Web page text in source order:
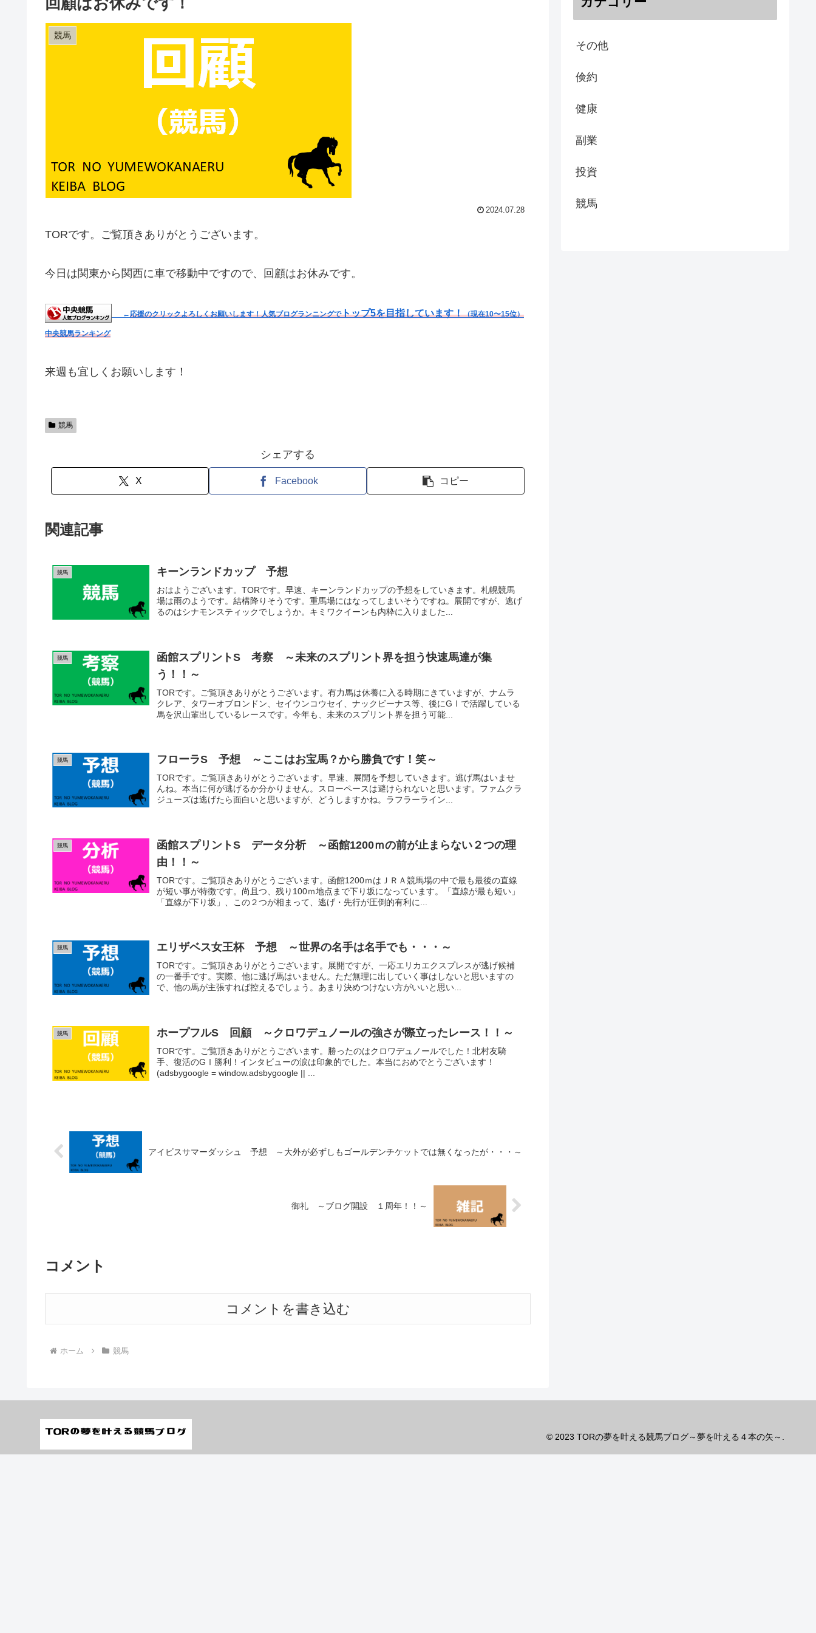
競馬
2024.07.28
TORです。ご覧頂きありがとうございます。
今日は関東から関西に車で移動中ですので、回顧はお休みです。
←応援のクリックよろしくお願いします！人気ブログランニングでトップ5を目指しています！（現在10〜15位）
中央競馬ランキング
来週も宜しくお願いします！
競馬
シェアする
X Facebook コピー
関連記事
競馬 キーンランドカップ 予想
おはようございます。TORです。早速、キーンランドカップの予想をしていきます。札幌競馬
場は雨のようです。結構降りそうです。重馬場にはなってしまいそうですね。展開ですが、逃げ
るのはシナモンスティックでしょうか。キミワクイーンも内枠に入りました...
競馬
函館スプリントS 考察 ～未来のスプリント界を担う快速馬達が集
う！！～
TORです。ご覧頂きありがとうございます。有力馬は休養に入る時期にきていますが、ナムラ
クレア、タワーオブロンドン、セイウンコウセイ、ナックビーナス等、後にGⅠで活躍している
馬を沢山輩出しているレースです。今年も、未来のスプリント界を担う可能...
競馬 フローラS 予想 ～ここはお宝馬？から勝負です！笑～
TORです。ご覧頂きありがとうございます。早速、展開を予想していきます。逃げ馬はいませ
んね。本当に何が逃げるか分かりません。スローペースは避けられないと思います。ファムクラ
ジューズは逃げたら面白いと思いますが、どうしますかね。ラフラーライン...
競馬
函館スプリントS データ分析 ～函館1200ｍの前が止まらない２つの理
由！！～
TORです。ご覧頂きありがとうございます。函館1200ｍはＪＲＡ競馬場の中で最も最後の直線
が短い事が特徴です。尚且つ、残り100ｍ地点まで下り坂になっています。「直線が最も短い」
「直線が下り坂」、この２つが相まって、逃げ・先行が圧倒的有利に...
競馬 エリザベス女王杯 予想 ～世界の名手は名手でも・・・～
TORです。ご覧頂きありがとうございます。展開ですが、一応エリカエクスプレスが逃げ候補
の一番手です。実際、他に逃げ馬はいません。ただ無理に出していく事はしないと思いますの
で、他の馬が主張すれば控えるでしょう。あまり決めつけない方がいいと思い...
競馬 ホープフルS 回顧 ～クロワデュノールの強さが際立ったレース！！～
TORです。ご覧頂きありがとうございます。勝ったのはクロワデュノールでした！北村友騎
手、復活のGⅠ勝利！インタビューの涙は印象的でした。本当におめでとうございます！
(adsbygoogle = window.adsbygoogle || ...
アイビスサマーダッシュ 予想 ～大外が必ずしもゴールデンチケットでは無くなったが・・・～
御礼 ～ブログ開設 １周年！！～
コメント
コメントを書き込む
ホーム 競馬
その他
倹約
健康
副業
投資
競馬
© 2023 TORの夢を叶える競馬ブログ～夢を叶える４本の矢～.